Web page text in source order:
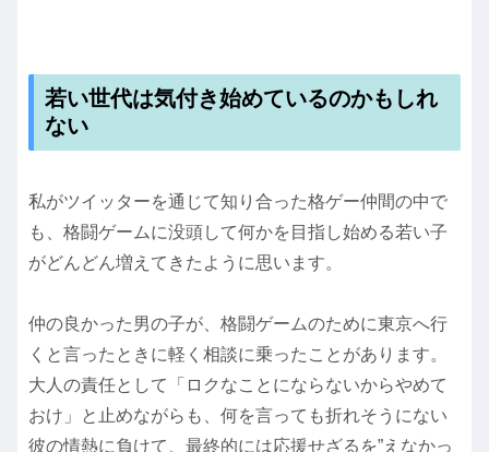
若い世代は気付き始めているのかもしれ
ない
私がツイッターを通じて知り合った格ゲー仲間の中で
も、格闘ゲームに没頭して何かを目指し始める若い子
がどんどん増えてきたように思います。
仲の良かった男の子が、格闘ゲームのために東京へ行
くと言ったときに軽く相談に乗ったことがあります。
大人の責任として「ロクなことにならないからやめて
おけ」と止めながらも、何を言っても折れそうにない
彼の情熱に負けて、最終的には応援せざるを”えなかっ